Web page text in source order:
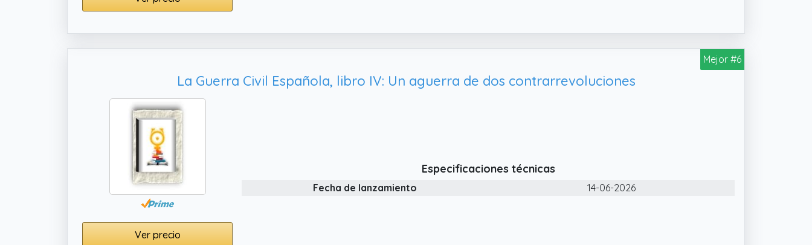
Mejor #6
La Guerra Civil Española, libro IV: Un aguerra de dos contrarrevoluciones
Ver precio
Especificaciones técnicas
Fecha de lanzamiento 14-06-2026